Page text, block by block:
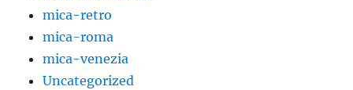
mica-retro
mica-roma
mica-venezia
Uncategorized